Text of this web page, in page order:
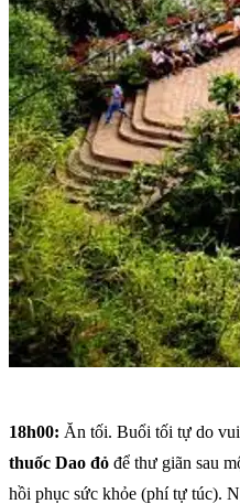
18h00: Ăn tối. Buổi tối tự do
thuốc Dao đỏ để thư giãn sau
hồi phục sức khỏe (phí tự túc).